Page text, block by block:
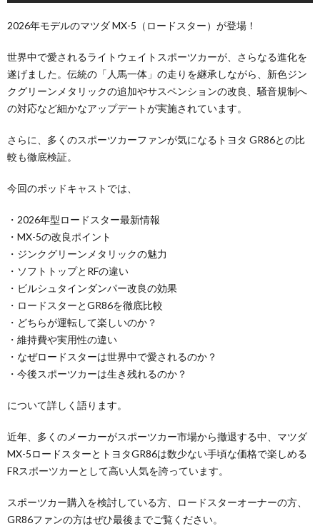
2026年モデルのマツダ MX-5（ロードスター）が登場！
世界中で愛されるライトウェイトスポーツカーが、さらなる進化を
遂げました。伝統の「人馬一体」の走りを継承しながら、新色ジン
クグリーンメタリックの追加やサスペンションの改良、騒音規制へ
の対応など細かなアップデートが実施されています。
さらに、多くのスポーツカーファンが気になるトヨタ GR86との比
較も徹底検証。
今回のポッドキャストでは、
・2026年型ロードスター最新情報
・MX-5の改良ポイント
・ジンクグリーンメタリックの魅力
・ソフトトップとRFの違い
・ビルシュタインダンパー改良の効果
・ロードスターとGR86を徹底比較
・どちらが運転して楽しいのか？
・維持費や実用性の違い
・なぜロードスターは世界中で愛されるのか？
・今後スポーツカーは生き残れるのか？
について詳しく語ります。
近年、多くのメーカーがスポーツカー市場から撤退する中、マツダ
MX-5ロードスターとトヨタGR86は数少ない手頃な価格で楽しめる
FRスポーツカーとして高い人気を誇っています。
スポーツカー購入を検討している方、ロードスターオーナーの方、
GR86ファンの方はぜひ最後までご覧ください。